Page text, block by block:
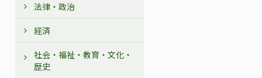
法律・政治
経済
社会・福祉・教育・文化・
歴史